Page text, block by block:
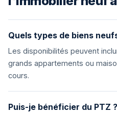
Quels types de biens
Les disponibilités peuvent
grands appartements ou
cours.
Puis-je bénéficier du PTZ ?